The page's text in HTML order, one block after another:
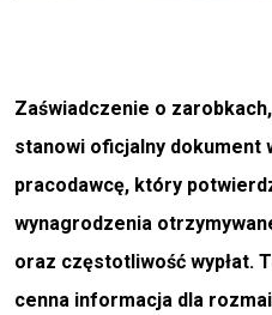
Zaświadczenie o
stanowi oficjalny dokument
pracodawcę, który
wynagrodzenia
oraz częstotliwość wypłat.
cenna informacja dla